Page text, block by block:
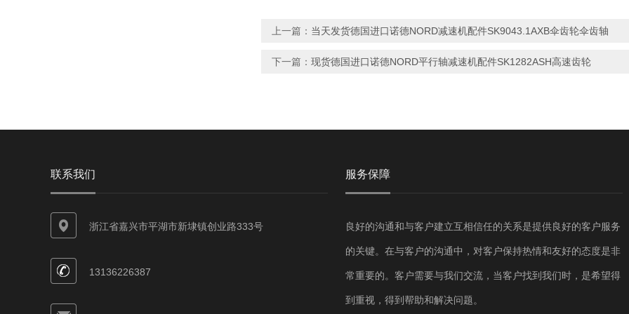
上一篇： 当天发货德国进口诺德NORD减速机配件SK9043.1AXB伞齿轮伞齿轴
下一篇： 现货德国进口诺德NORD平行轴减速机配件SK1282ASH高速齿轮
联系我们
浙江省嘉兴市平湖市新埭镇创业路333号
13136226387
服务保障
良好的沟通和与客户建立互相信任的关系是提供良好的客户服务
的关键。在与客户的沟通中，对客户保持热情和友好的态度是非
常重要的。客户需要与我们交流，当客户找到我们时，是希望得
到重视，得到帮助和解决问题。